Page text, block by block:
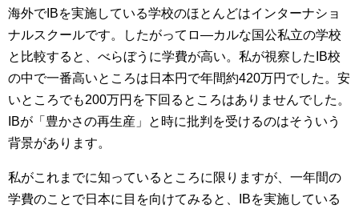
海外でIBを実施している学校のほとんどはインターナショ
ナルスクールです。したがってロ―カルな国公私立の学校
と比較すると、べらぼうに学費が高い。私が視察したIB校
の中で一番高いところは日本円で年間約420万円でした。安
いところでも200万円を下回るところはありませんでした。
IBが「豊かさの再生産」と時に批判を受けるのはそういう
背景があります。
私がこれまでに知っているところに限りますが、一年間の
学費のことで日本に目を向けてみると、IBを実施している